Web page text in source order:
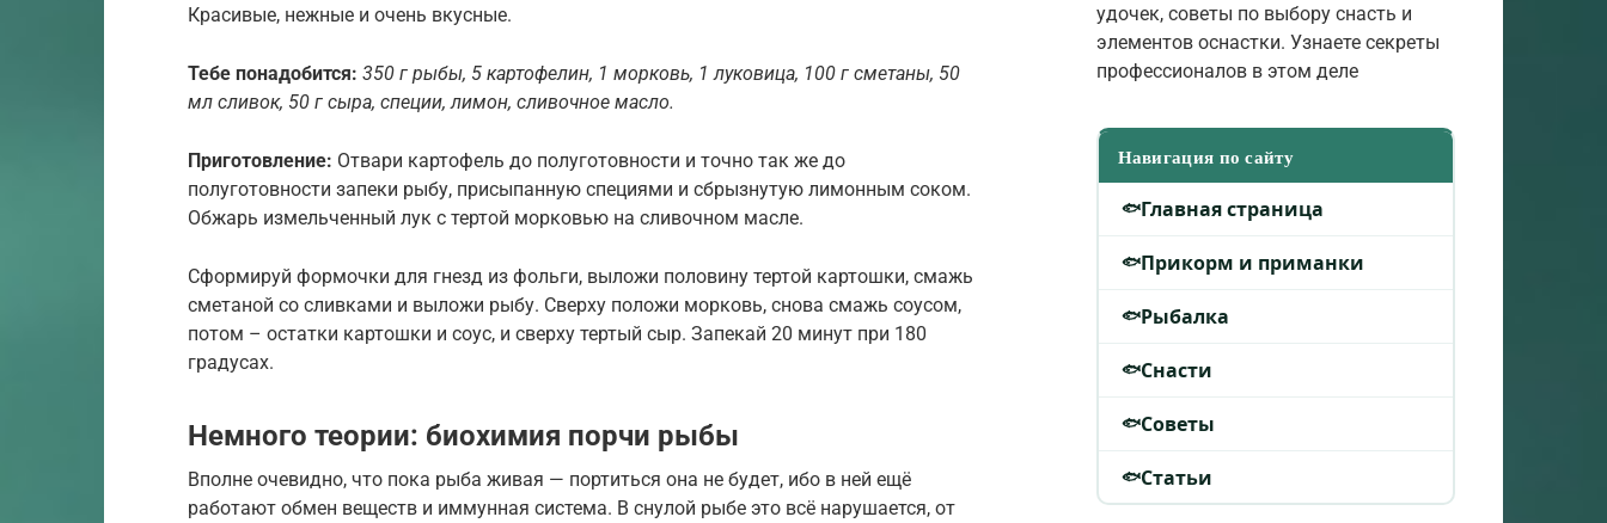
Красивые, нежные и очень вкусные.
Тебе понадобится: 350 г рыбы, 5 картофелин, 1 морковь, 1 луковица, 100 г сметаны, 50
мл сливок, 50 г сыра, специи, лимон, сливочное масло.
Приготовление: Отвари картофель до полуготовности и точно так же до
полуготовности запеки рыбу, присыпанную специями и сбрызнутую лимонным соком.
Обжарь измельченный лук с тертой морковью на сливочном масле.
Сформируй формочки для гнезд из фольги, выложи половину тертой картошки, смажь
сметаной со сливками и выложи рыбу. Сверху положи морковь, снова смажь соусом,
потом – остатки картошки и соус, и сверху тертый сыр. Запекай 20 минут при 180
градусах.
Немного теории: биохимия порчи рыбы
Вполне очевидно, что пока рыба живая — портиться она не будет, ибо в ней ещё
работают обмен веществ и иммунная система. В снулой рыбе это всё нарушается, от
удочек, советы по выбору снасть и
элементов оснастки. Узнаете секреты
профессионалов в этом деле
Навигация по сайту
Главная страница
Прикорм и приманки
Рыбалка
Снасти
Советы
Статьи